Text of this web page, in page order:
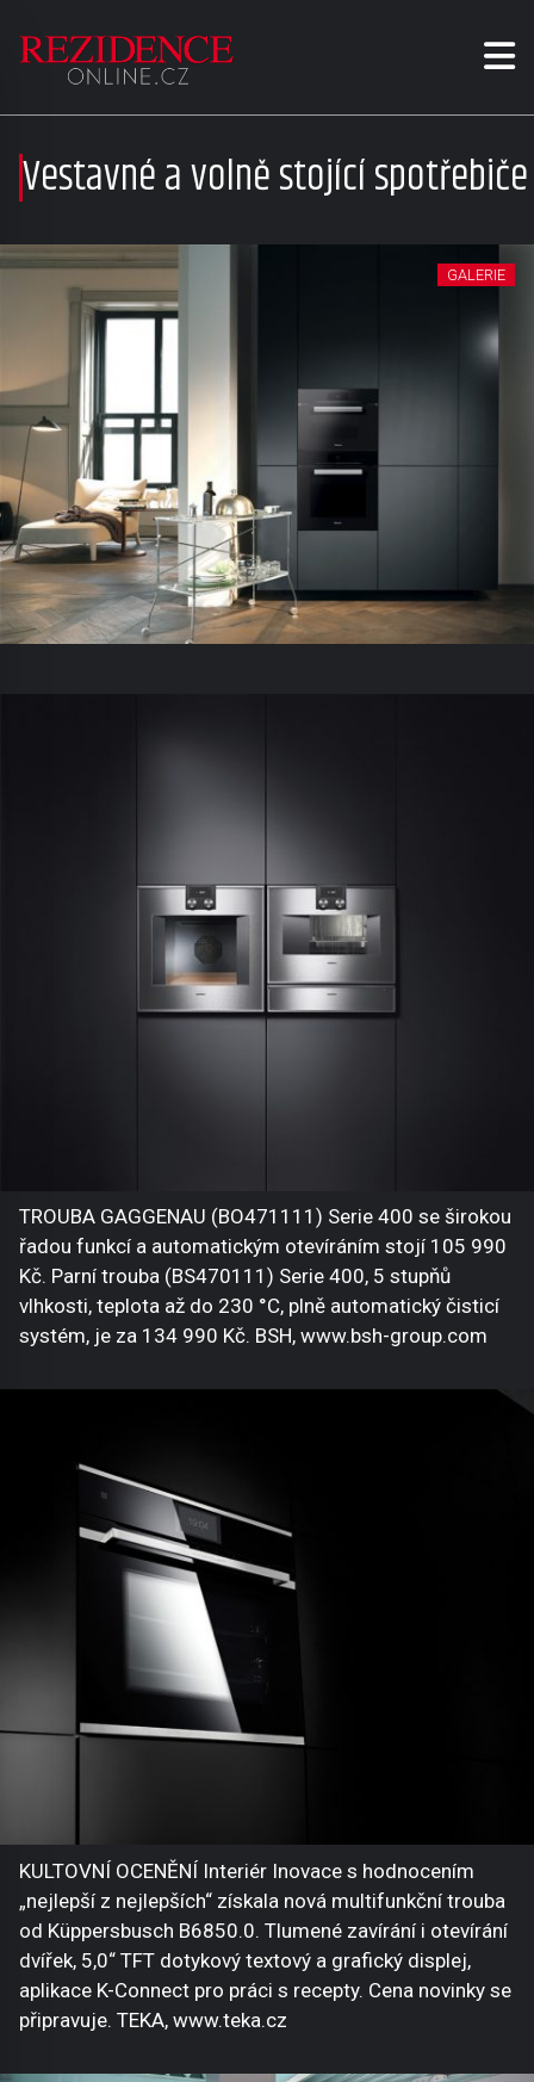
Vestavné a volně stojící spotřebiče
GALERIE
TROUBA GAGGENAU (BO471111) Serie 400 se širokou
řadou funkcí a automatickým otevíráním stojí 105 990
Kč. Parní trouba (BS470111) Serie 400, 5 stupňů
vlhkosti, teplota až do 230 °C, plně automatický čisticí
systém, je za 134 990 Kč. BSH, www.bsh-group.com
KULTOVNÍ OCENĚNÍ Interiér Inovace s hodnocením
„nejlepší z nejlepších“ získala nová multifunkční trouba
od Küppersbusch B6850.0. Tlumené zavírání i otevírání
dvířek, 5,0“ TFT dotykový textový a grafický displej,
aplikace K-Connect pro práci s recepty. Cena novinky se
připravuje. TEKA, www.teka.cz